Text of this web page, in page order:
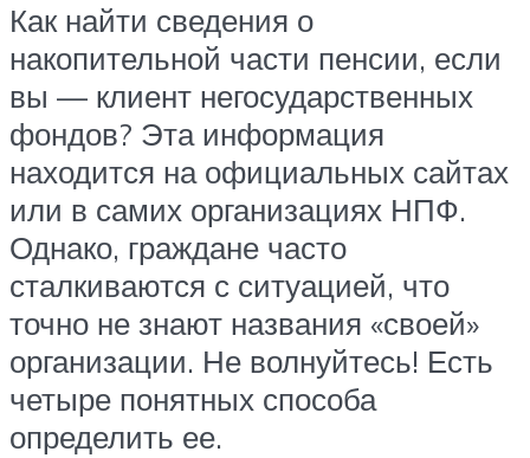
Как найти сведения о
накопительной части пенсии, если
вы — клиент негосударственных
фондов? Эта информация
находится на официальных сайтах
или в самих организациях НПФ.
Однако, граждане часто
сталкиваются с ситуацией, что
точно не знают названия «своей»
организации. Не волнуйтесь! Есть
четыре понятных способа
определить ее.